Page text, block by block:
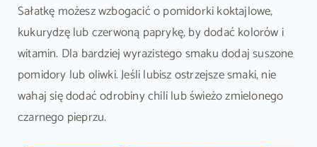
Sałatkę możesz wzbogacić o pomidorki koktajlowe,
kukurydzę lub czerwoną paprykę, by dodać kolorów i
witamin. Dla bardziej wyrazistego smaku dodaj suszone
pomidory lub oliwki. Jeśli lubisz ostrzejsze smaki, nie
wahaj się dodać odrobiny chili lub świeżo zmielonego
czarnego pieprzu.